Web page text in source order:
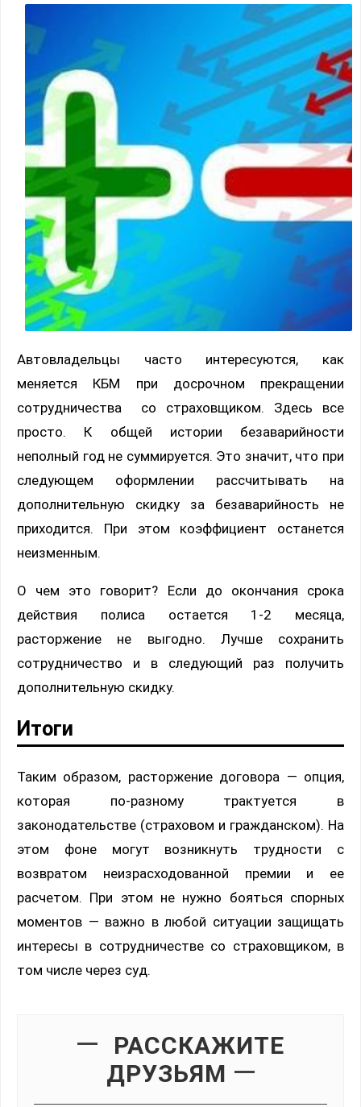
Автовладельцы часто интересуются, как
меняется КБМ при досрочном прекращении
сотрудничества со страховщиком. Здесь все
просто. К общей истории безаварийности
неполный год не суммируется. Это значит, что при
следующем оформлении рассчитывать на
дополнительную скидку за безаварийность не
приходится. При этом коэффициент останется
неизменным.
О чем это говорит? Если до окончания срока
действия полиса остается 1-2 месяца,
расторжение не выгодно. Лучше сохранить
сотрудничество и в следующий раз получить
дополнительную скидку.
Итоги
Таким образом, расторжение договора — опция,
которая по-разному трактуется в
законодательстве (страховом и гражданском). На
этом фоне могут возникнуть трудности с
возвратом неизрасходованной премии и ее
расчетом. При этом не нужно бояться спорных
моментов — важно в любой ситуации защищать
интересы в сотрудничестве со страховщиком, в
том числе через суд.
РАССКАЖИТЕ
ДРУЗЬЯМ